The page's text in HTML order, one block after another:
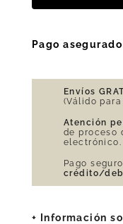
Pago asegurado
Envíos
(Válido para
Atención
de proceso
electrónico.
Pago
crédito/
+ Información